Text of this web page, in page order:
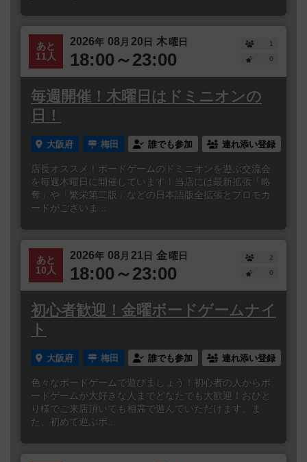
あと
11人
2026年 08 月 20日 木曜日
18:00～23:00
1
0
毎週開催！木曜日はドミニオンの
日！
大阪府 梅田 誰でも参加 連れ添い登録
店長オススメ！ボードゲームのドミニオンを遊ぶ交流会
を毎週木曜日に開催しています！当店には最新拡張「略
奪」や「繁栄第二版」などの日本語版全拡張とプロモカ
ードがございま...
あと
10人
2026年 08 月 21日 金曜日
18:00～23:00
2
0
初心者歓迎！金曜ボードゲームナイ
ト
大阪府 梅田 誰でも参加 連れ添い登録
色々なボードゲームで遊びましょう！初心者の人からボ
ードゲームが大好きな人までどなたでも大歓迎！おひと
り様でご来店頂いても相席で遊んでいただけます。ま
た、初めて遊ぶボ...